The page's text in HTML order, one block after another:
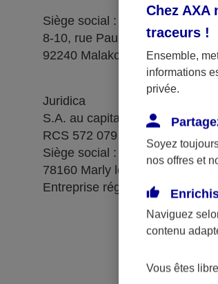
Siège social :
8-10, rue Paul Vaillant Couturier
92240 Malakoff
Juridica
S.A. au capital de 14 627
RCS 572 079 150 Versailles
Siège social : 1, place Victorien
78160 Marly le Roi
Entreprise régie par le code
Chez
traceurs !
Ensemble,
informations
privée.
Soyez
nos offres et
Naviguez
contenu
Vous êtes